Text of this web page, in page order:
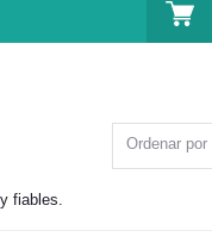
Ordenar por
fiables.